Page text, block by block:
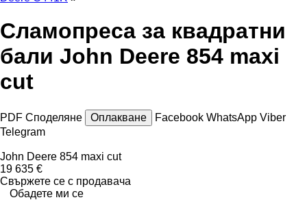
Сламопреса за квадратни
бали John Deere 854 maxi
cut
PDF Споделяне Оплакване Facebook WhatsApp Viber
Telegram
John Deere 854 maxi cut
19 635 €
Свържете се с продавача
Обадете ми се